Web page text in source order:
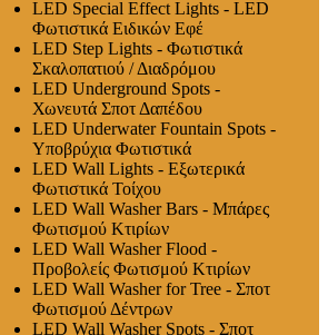
LED Special Effect Lights - LED
Φωτιστικά Ειδικών Εφέ
LED Step Lights - Φωτιστικά
Σκαλοπατιού / Διαδρόμου
LED Underground Spots -
Χωνευτά Σποτ Δαπέδου
LED Underwater Fountain Spots -
Υποβρύχια Φωτιστικά
LED Wall Lights - Εξωτερικά
Φωτιστικά Τοίχου
LED Wall Washer Bars - Μπάρες
Φωτισμού Κτιρίων
LED Wall Washer Flood -
Προβολείς Φωτισμού Κτιρίων
LED Wall Washer for Tree - Σποτ
Φωτισμού Δέντρων
LED Wall Washer Spots - Σποτ